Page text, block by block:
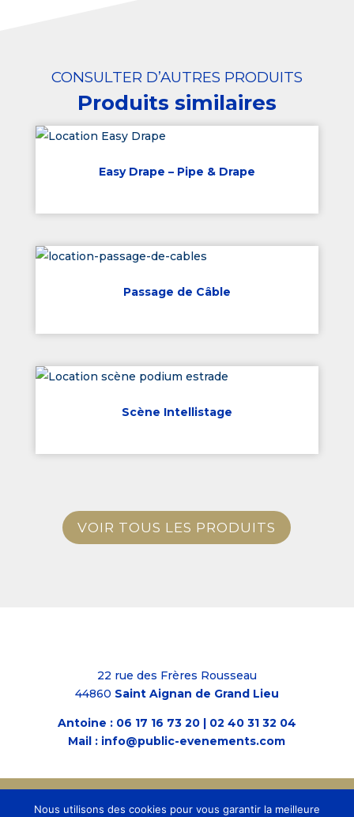
CONSULTER D’AUTRES PRODUITS
Produits similaires
Easy Drape – Pipe & Drape
Passage de Câble
Scène Intellistage
VOIR TOUS LES PRODUITS
22 rue des Frères Rousseau
44860 Saint Aignan de Grand Lieu
Antoine : 06 17 16 73 20| 02 40 31 32 04
Mail : info@public-evenements.com
Nous utilisons des cookies pour vous garantir la meilleure